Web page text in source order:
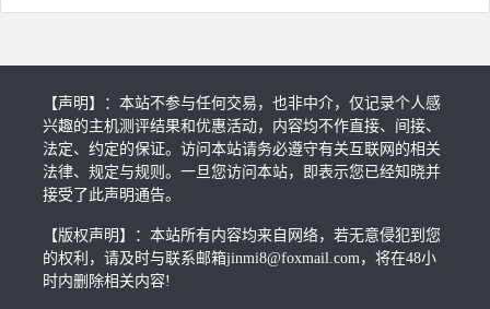
【声明】：本站不参与任何交易，也非中介，仅记录个人感
兴趣的主机测评结果和优惠活动，内容均不作直接、间接、
法定、约定的保证。访问本站请务必遵守有关互联网的相关
法律、规定与规则。一旦您访问本站，即表示您已经知晓并
接受了此声明通告。
【版权声明】：本站所有内容均来自网络，若无意侵犯到您
的权利，请及时与联系邮箱jinmi8@foxmail.com，将在48小
时内删除相关内容!